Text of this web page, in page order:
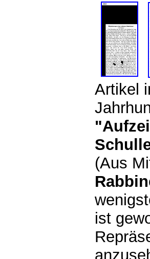
Artikel
(Aus
ist